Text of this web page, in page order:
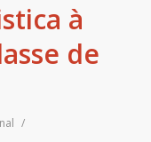
à
de
/